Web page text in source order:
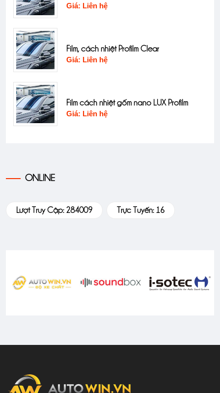
Giá: Liên hệ
Film, cách nhiệt Profilm Clear
Giá: Liên hệ
Film cách nhiệt gốm nano LUX Profilm
Giá: Liên hệ
ONLINE
Lượt Truy Cập: 284009 Trực Tuyến: 16